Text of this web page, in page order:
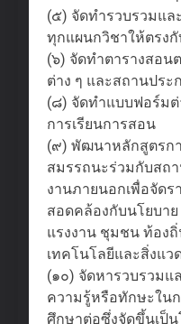
(๕) จัดทำรวบรวมแล
ทุกแผนกวิชาให้ตรง
(๖) จัดทำตารางสอน
ต่าง ๆ และสถานประ
(๘) จัดทำแบบฟอร์มต่
การเรียนการสอน
(๙) พัฒนาหลักสูตรก
สมรรถนะร่วมกับสถ
งานภายนอกเพื่อจัดร
สอดคล้องกับนโยบา
แรงงาน ชุมชน ท้อง
เทคโนโลยีและสิ่งแว
(๑๐) จัดหารวบรวม
ความรู้หรือทักษะใน
ศึกษาต่อซึ่งจัดขึ้นเป็